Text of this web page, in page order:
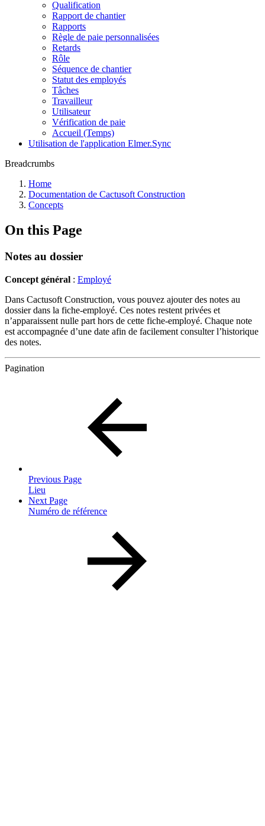
Qualification
Rapport de chantier
Rapports
Règle de paie personnalisées
Retards
Rôle
Séquence de chantier
Statut des employés
Tâches
Travailleur
Utilisateur
Vérification de paie
Accueil (Temps)
Utilisation de l'application Elmer.Sync
Breadcrumbs
Home
Documentation de Cactusoft Construction
Concepts
On this Page
Notes au dossier
Concept général : Employé
Dans Cactusoft Construction, vous pouvez ajouter des notes au
dossier dans la fiche-employé. Ces notes restent privées et
n’apparaissent nulle part hors de cette fiche-employé. Chaque note
est accompagnée d’une date afin de facilement consulter l’historique
des notes.
Pagination
Previous Page
Lieu
Next Page
Numéro de référence